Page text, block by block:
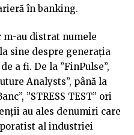
în banking.
m-au distrat numele
sine despre generația
a fi. De la ”FinPulse”,
Analysts”, până la
”STRESS TEST” ori
au ales denumiri care
al industriei